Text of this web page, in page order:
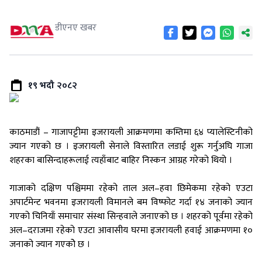
डीएनए खबर
१९ भदौ २०८२
काठमाडौं – गाजापट्टीमा इजरायली आक्रमणमा कम्तिमा ६४ प्यालेस्टिनीको
ज्यान गएको छ । इजरायली सेनाले विस्तारित लडाई शुरू गर्नुअघि गाजा
शहरका बासिन्दाहरूलाई त्यहाँबाट बाहिर निस्कन आग्रह गरेको थियो ।
गाजाको दक्षिण पश्चिममा रहेको ताल अल–हवा छिमेकमा रहेको एउटा
अपार्टमेन्ट भवनमा इजरायली विमानले बम विष्फोट गर्दा १४ जनाको ज्यान
गएको चिनियाँ समाचार संस्था सिन्हवाले जनाएको छ । शहरको पूर्वमा रहेको
अल–दराजमा रहेको एउटा आवासीय घरमा इजरायली हवाई आक्रमणमा १०
जनाको ज्यान गएकोे छ ।